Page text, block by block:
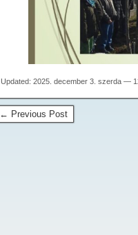
Updated: 2025. december 3. szerda —
← Previous Post